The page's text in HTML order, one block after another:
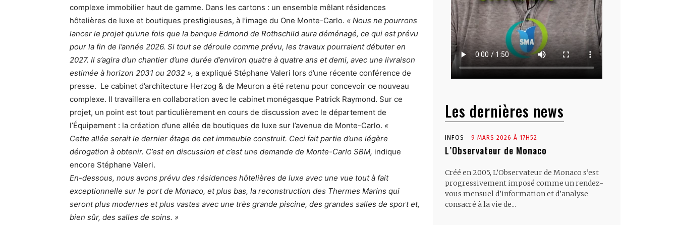
complexe immobilier haut de gamme. Dans les cartons : un ensemble mêlant résidences
hôtelières de luxe et boutiques prestigieuses, à l’image du One Monte-Carlo. « Nous ne pourrons
lancer le projet qu’une fois que la banque Edmond de Rothschild aura déménagé, ce qui est prévu
pour la fin de l’année 2026. Si tout se déroule comme prévu, les travaux pourraient débuter en
2027. Il s’agira d’un chantier d’une durée d’environ quatre à quatre ans et demi, avec une livraison
estimée à horizon 2031 ou 2032 », a expliqué Stéphane Valeri lors d’une récente conférence de
presse. Le cabinet d’architecture Herzog & de Meuron a été retenu pour concevoir ce nouveau
complexe. Il travaillera en collaboration avec le cabinet monégasque Patrick Raymond. Sur ce
projet, un point est tout particulièrement en cours de discussion avec le département de
l’Équipement : la création d’une allée de boutiques de luxe sur l’avenue de Monte-Carlo. «
Cette allée serait le dernier étage de cet immeuble construit. Ceci fait partie d’une légère
dérogation à obtenir. C’est en discussion et c’est une demande de Monte-Carlo SBM, indique
encore Stéphane Valeri.
En-dessous, nous avons prévu des résidences hôtelières de luxe avec une vue tout à fait
exceptionnelle sur le port de Monaco, et plus bas, la reconstruction des Thermes Marins qui
seront plus modernes et plus vastes avec une très grande piscine, des grandes salles de sport et,
bien sûr, des salles de soins. »
Les dernières news
INFOS 9 MARS 2026 À 17H52
L’Observateur de Monaco
Créé en 2005, L’Observateur de Monaco s’est
progressivement imposé comme un rendez-
vous mensuel d’information et d’analyse
consacré à la vie de...